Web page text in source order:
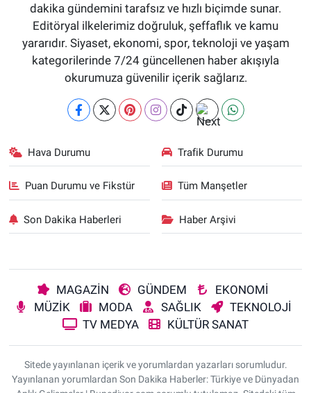
dakika gündemini tarafsız ve hızlı biçimde sunar.
Editöryal ilkelerimiz doğruluk, şeffaflık ve kamu
yararıdır. Siyaset, ekonomi, spor, teknoloji ve yaşam
kategorilerinde 7/24 güncellenen haber akışıyla
okurumuza güvenilir içerik sağlarız.
Hava Durumu Trafik Durumu
Puan Durumu ve Fikstür Tüm Manşetler
Son Dakika Haberleri Haber Arşivi
MAGAZİN GÜNDEM
EKONOMİ
MÜZİK
MODA SAĞLIK
TEKNOLOJİ
TV MEDYA
KÜLTÜR SANAT
Sitede yayınlanan içerik ve yorumlardan yazarları sorumludur.
Yayınlanan yorumlardan Son Dakika Haberler: Türkiye ve Dünyadan